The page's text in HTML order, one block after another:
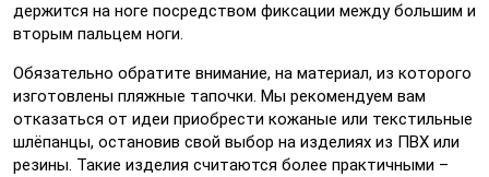
держится на ноге посредством фиксации между большим и
вторым пальцем ноги.
Обязательно обратите внимание, на материал, из которого
изготовлены пляжные тапочки. Мы рекомендуем вам
отказаться от идеи приобрести кожаные или текстильные
шлёпанцы, остановив свой выбор на изделиях из ПВХ или
резины. Такие изделия считаются более практичными –